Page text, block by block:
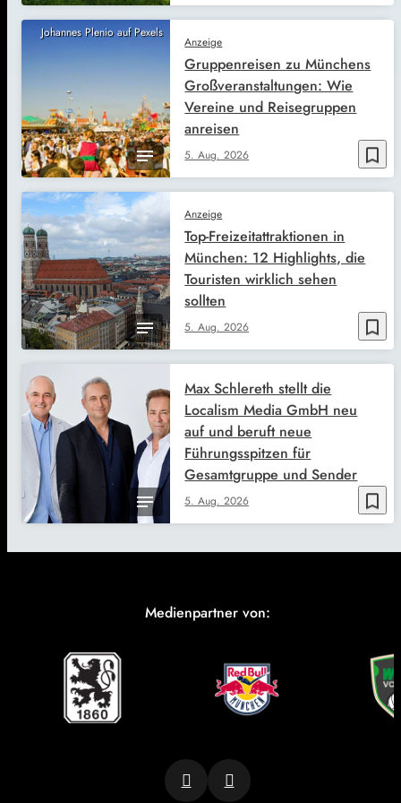
Johannes Plenio auf Pexels
bookmark_border
Anzeige
5. Aug. 2026
Gruppenreisen zu Münchens
Großveranstaltungen: Wie
Vereine und Reisegruppen
anreisen
bookmark_border
Anzeige
5. Aug. 2026
Top-Freizeitattraktionen in
München: 12 Highlights, die
Touristen wirklich sehen
sollten
bookmark_border
5. Aug. 2026
Max Schlereth stellt die
Localism Media GmbH neu
auf und beruft neue
Führungsspitzen für
Gesamtgruppe und Sender
Medienpartner von: